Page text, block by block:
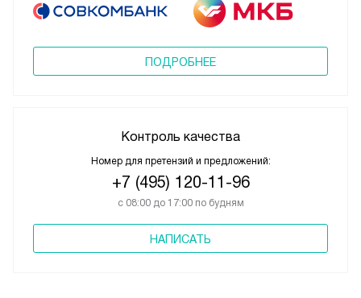
ПОДРОБНЕЕ
Контроль качества
Номер для претензий и предложений:
+7 (495) 120-11-96
с 08:00 до 17:00 по будням
НАПИСАТЬ